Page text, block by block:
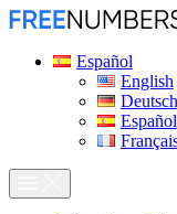
Español
English
Deutsch
Español